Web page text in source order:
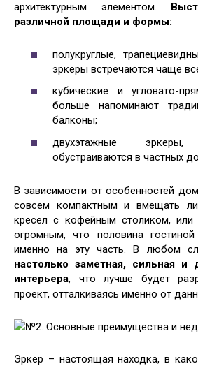
архитектурным элементом.
различной площади и формы:
полукруглые,
эркеры встречаются чаще
кубические и угловато-
больше напоминают
балконы;
двухэтажные
обустраиваются в частных
В зависимости от особенностей
совсем компактным и вмещать
кресел с кофейным столиком,
огромным, что половина гостиной
именно на эту часть. В любом
настолько заметная, сильная и
интерьера, что лучше будет
проект, отталкиваясь именно от
№2. Основные преимущества и
Эркер – настоящая находка, в